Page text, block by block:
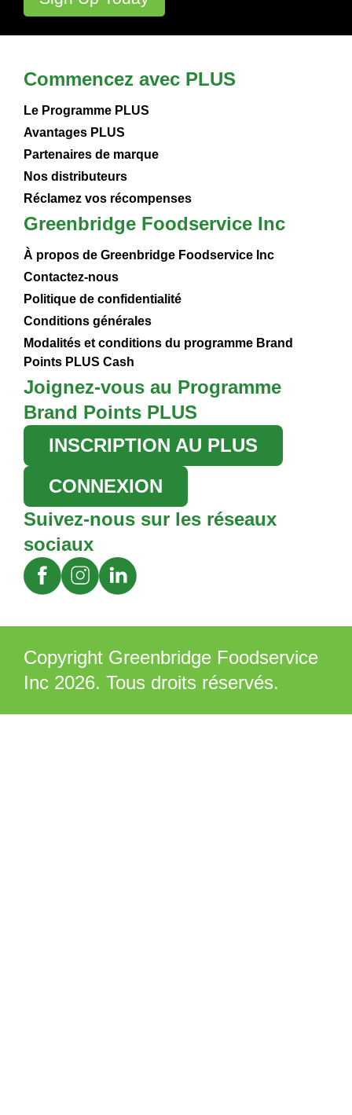
Commencez avec PLUS
Le Programme PLUS
Avantages PLUS
Partenaires de marque
Nos distributeurs
Réclamez vos récompenses
Greenbridge Foodservice Inc
À propos de Greenbridge Foodservice Inc
Contactez-nous
Politique de confidentialité
Conditions générales
Modalités et conditions du programme Brand
Points PLUS Cash
Joignez-vous au Programme
Brand Points PLUS
INSCRIPTION AU PLUS
CONNEXION
Suivez-nous sur les réseaux
sociaux
Copyright Greenbridge Foodservice
Inc 2026. Tous droits réservés.